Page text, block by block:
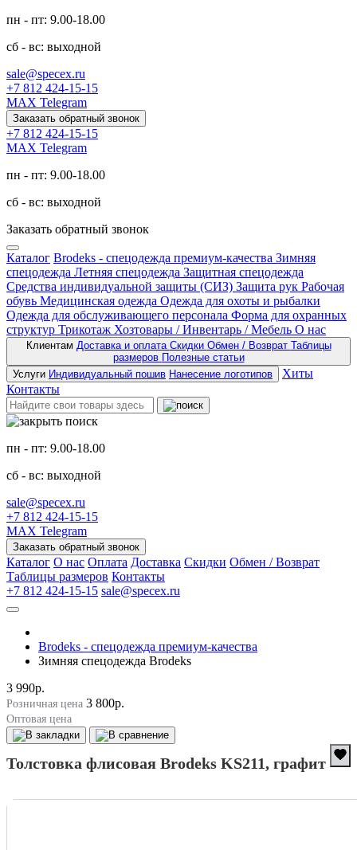
пн - пт: 9.00-18.00
сб - вс: выходной
sale@specex.ru
+7 812 424-15-15
MAX Telegram
Заказать обратный звонок
+7 812 424-15-15
MAX Telegram
пн - пт: 9.00-18.00
сб - вс: выходной
Заказать обратный звонок
Каталог Brodeks - спецодежда премиум-качества Зимняя
спецодежда Летняя спецодежда Защитная спецодежда
Средства индивидуальной защиты (СИЗ) Защита рук Рабочая
обувь Медицинская одежда Одежда для охоты и рыбалки
Одежда для обслуживающего персонала Форма для охранных
структур Трикотаж Хозтовары / Инвентарь / Мебель О нас
Клиентам Доставка и оплата Скидки Обмен / Возврат Таблицы
размеров Полезные статьи
Услуги Индивидуальный пошив Нанесение логотипов
Хиты
Контакты
пн - пт: 9.00-18.00
сб - вс: выходной
sale@specex.ru
+7 812 424-15-15
MAX Telegram
Заказать обратный звонок
Каталог О нас Оплата Доставка Скидки Обмен / Возврат
Таблицы размеров Контакты
+7 812 424-15-15 sale@specex.ru
Brodeks - спецодежда премиум-качества
Зимняя спецодежда Brodeks
3 990р.
Розничная цена 3 800р.
Оптовая цена
Толстовка флисовая Brodeks KS211, графит